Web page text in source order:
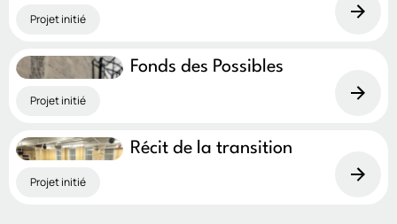
Projet initié
Fonds des Possibles
Projet initié
Récit de la transition
Projet initié